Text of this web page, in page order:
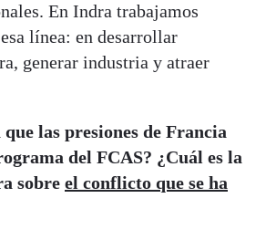
En Indra trabajamos
línea: en desarrollar
generar industria y atraer
que las presiones de Francia
del FCAS? ¿Cuál es la
sobre el conflicto que se ha